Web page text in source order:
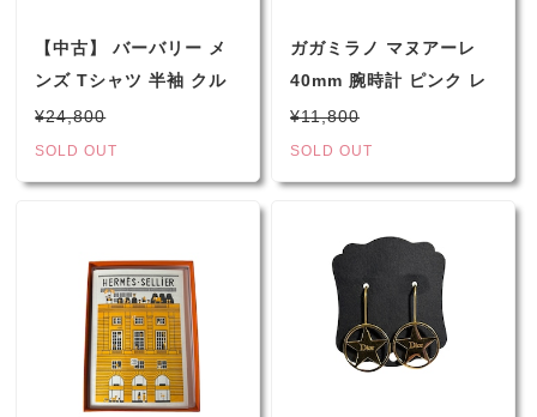
【中古】 バーバリー メ
ンズ Tシャツ 半袖 クル
ーネック ロゴ プリント
ホワイト ブラック XXS
¥24,800
SOLD OUT
ガガミラノ マヌアーレ
40mm 腕時計 ピンク レ
ディース クロコ型押し
7983
¥11,800
SOLD OUT